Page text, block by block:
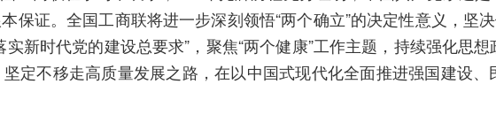
证。全国工商联将进一步深刻领悟“两个确立”的决定性意义，坚
新时代党的建设总要求”，聚焦“两个健康”工作主题，持续强化思
定不移走高质量发展之路，在以中国式现代化全面推进强国建设